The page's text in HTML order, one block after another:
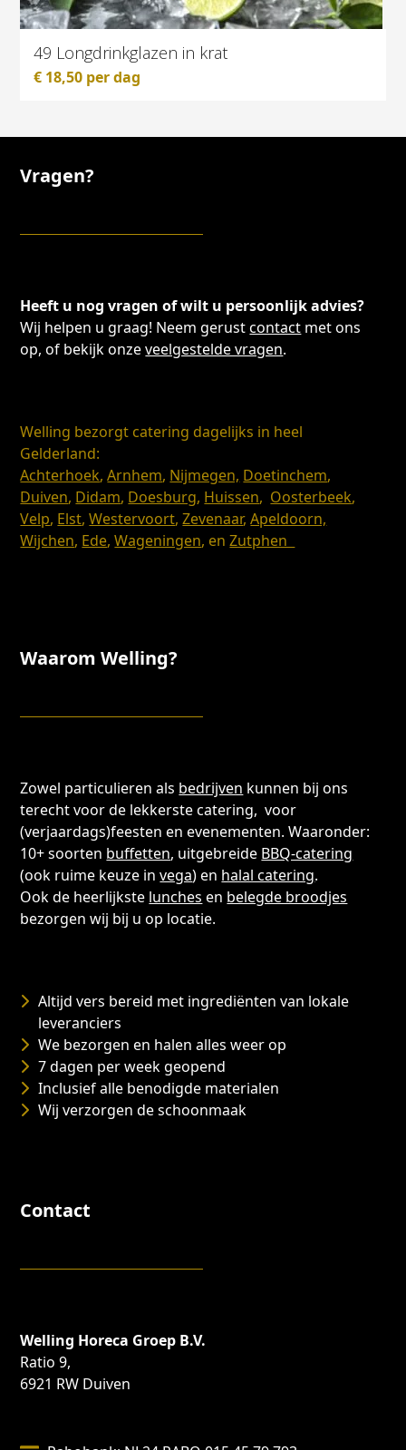
49 Longdrinkglazen in krat
€ 18,50 per dag
Vragen?
Heeft u nog vragen of wilt u persoonlijk advies?
Wij helpen u graag! Neem gerustcontact met ons
op, of bekijk onzeveelgestelde vragen.
Welling bezorgt catering dagelijks in heel
Gelderland:
Achterhoek,Arnhem, Nijmegen, Doetinchem,
Duiven, Didam, Doesburg, Huissen, Oosterbeek,
Velp, Elst,Westervoort,Zevenaar,Apeldoorn,
Wijchen, Ede,Wageningen, enZutphen
Waarom Welling?
Zowel particulieren als bedrijven kunnen bij ons
terecht voor de lekkerste catering, voor
(verjaardags)feesten en evenementen. Waaronder:
10+ soorten buffetten, uitgebreide BBQ-catering
(ook ruime keuze invega) en halal catering.
Ook de heerlijkste lunches en belegde broodjes
bezorgen wij bij u op locatie.
Altijd vers bereid met ingrediënten van lokale
leveranciers
We bezorgen en halen alles weer op
7 dagen per week geopend
Inclusief alle benodigde materialen
Wij verzorgen de schoonmaak
Contact
Welling Horeca Groep B.V.
Ratio 9,
6921 RW Duiven